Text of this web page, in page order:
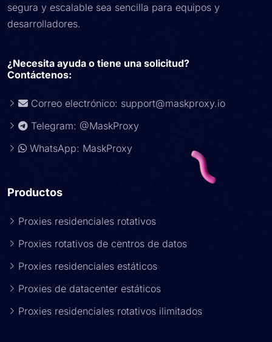
segura y escalable sea sencilla para equipos y
desarrolladores.
¿Necesita ayuda o tiene una solicitud?
Contáctenos:
Correo electrónico: support@maskproxy.io
Telegram: @MaskProxy
WhatsApp: MaskProxy
Productos
Proxies residenciales rotativos
Proxies rotativos de centros de datos
Proxies residenciales estáticos
Proxies de datacenter estáticos
Proxies residenciales rotativos ilimitados